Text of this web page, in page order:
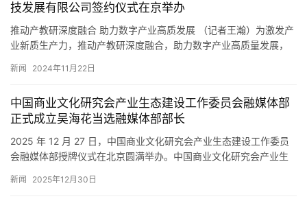
技发展有限公司签约仪式在京举办
推动产教研深度融合 助力数字产业高质发展 （记者王瀚）为激发产
业新质生产力，推动产教研深度融合，助力数字产业高质量发展，
新闻 2024年11月22日
中国商业文化研究会产业生态建设工作委员会融媒体部
正式成立吴海花当选融媒体部部长
​2025 年 12 月 27 日，中国商业文化研究会产业生态建设工作委员
会融媒体部授牌仪式在北京圆满举办。中国商业文化研究会产业生
新闻 2025年12月30日